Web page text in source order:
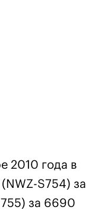
2010 года в
S754) за
за 6690